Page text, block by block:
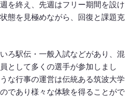
を終え、先週はフリー期間を設け
態を見極めながら、回復と課題克
ろ駅伝・一般入試などがあり、混
として多くの選手が参加しまし
な行事の運営は伝統ある筑波大学
であり様々な体験を得ることがで